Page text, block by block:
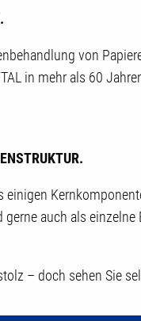
von
in mehr als 60
einigen
auch als einzelne
– doch sehen Sie